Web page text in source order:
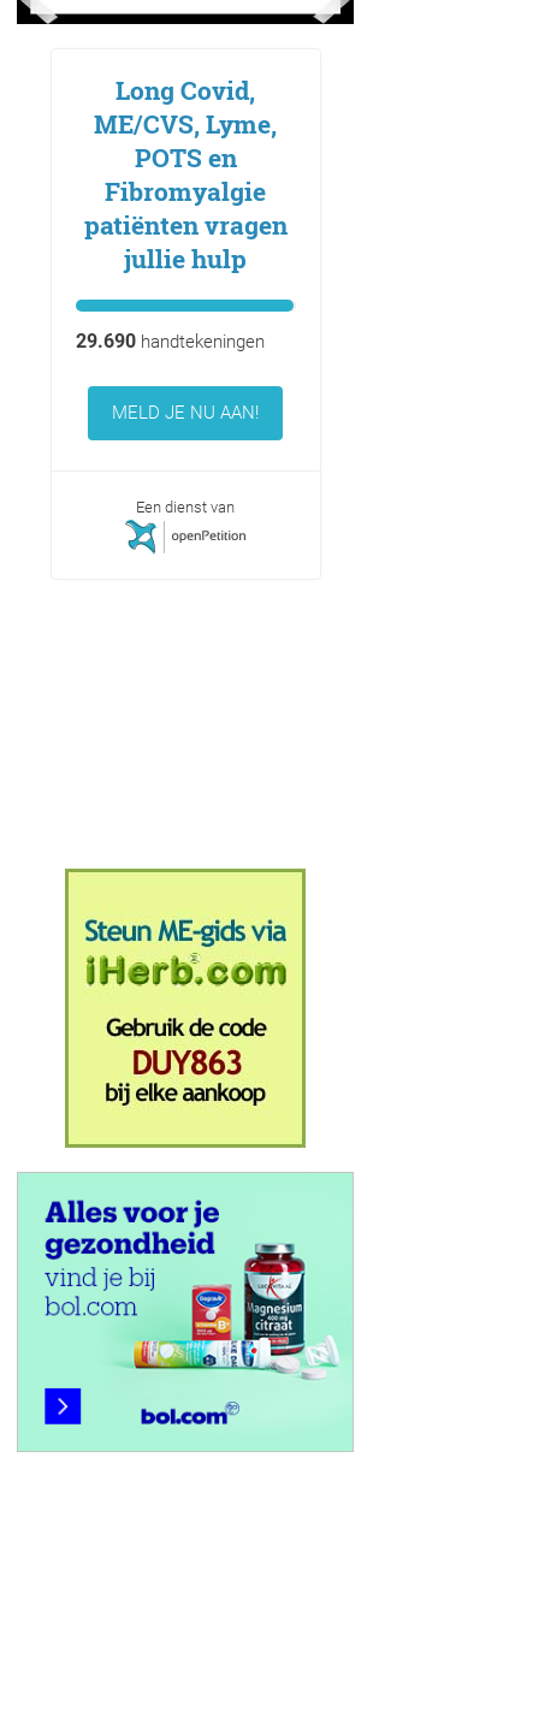
Long Covid,
ME/CVS, Lyme,
POTS en
Fibromyalgie
patiënten vragen
jullie hulp
29.690handtekeningen
MELD JE NU AAN!
Een dienst van